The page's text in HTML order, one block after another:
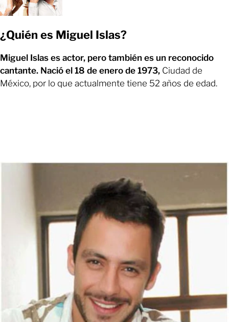
¿Quién es Miguel Islas?
Miguel Islas es actor, pero también es un reconocido
cantante. Nació el 18 de enero de 1973, Ciudad de
México, por lo que actualmente tiene 52 años de edad.